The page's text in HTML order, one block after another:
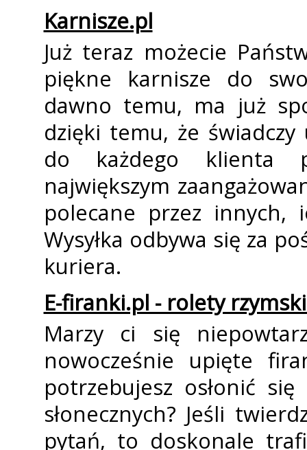
Karnisze.pl
Już teraz możecie
piękne karnisze do
dawno temu, ma już
dzięki temu, że świadczy
do każdego klienta
największym
polecane przez innych,
Wysyłka odbywa się za
kuriera.
E-firanki.pl - rolety
Marzy ci się
nowocześnie upięte
potrzebujesz osłonić
słonecznych? Jeśli
pytań, to doskonale